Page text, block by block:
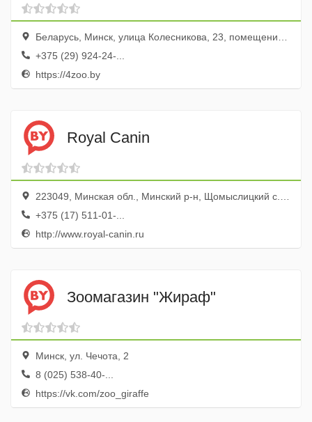
Беларусь, Минск, улица Колесникова, 23, помещение 306
+375 (29) 924-24-...
https://4zoo.by
Royal Canin
223049, Минская обл., Минский р-н, Щомыслицкий с., 28/1, ТЛЦ Щомыслица
+375 (17) 511-01-...
http://www.royal-canin.ru
Зоомагазин "Жираф"
Минск, ул. Чечота, 2
8 (025) 538-40-...
https://vk.com/zoo_giraffe